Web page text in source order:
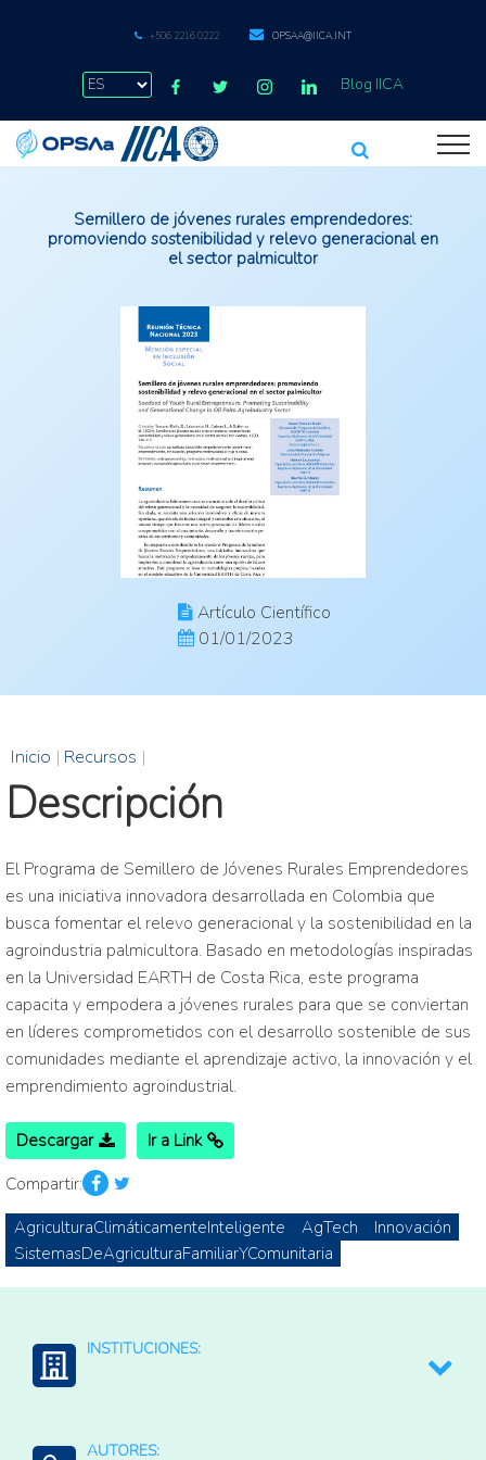
+506 2216 0222 OPSAA@IICA.INT
Blog IICA
Semillero de jóvenes rurales emprendedores:
promoviendo sostenibilidad y relevo generacional en
el sector palmicultor
Artículo Científico
01/01/2023
Inicio | Recursos |
Descripción
El Programa de Semillero de Jóvenes Rurales Emprendedores
es una iniciativa innovadora desarrollada en Colombia que
busca fomentar el relevo generacional y la sostenibilidad en la
agroindustria palmicultora. Basado en metodologías inspiradas
en la Universidad EARTH de Costa Rica, este programa
capacita y empodera a jóvenes rurales para que se conviertan
en líderes comprometidos con el desarrollo sostenible de sus
comunidades mediante el aprendizaje activo, la innovación y el
emprendimiento agroindustrial.
Descargar
Ir a Link
Compartir:
AgriculturaClimáticamenteInteligente AgTech
Innovación
SistemasDeAgriculturaFamiliarYComunitaria
INSTITUCIONES:
AUTORES: